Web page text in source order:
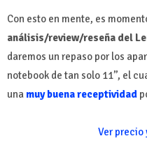
Con esto en mente, es
análisis/review/reseña del
daremos un repaso por los
notebook de tan solo 11’’, el
una muy buena receptividad
Ver